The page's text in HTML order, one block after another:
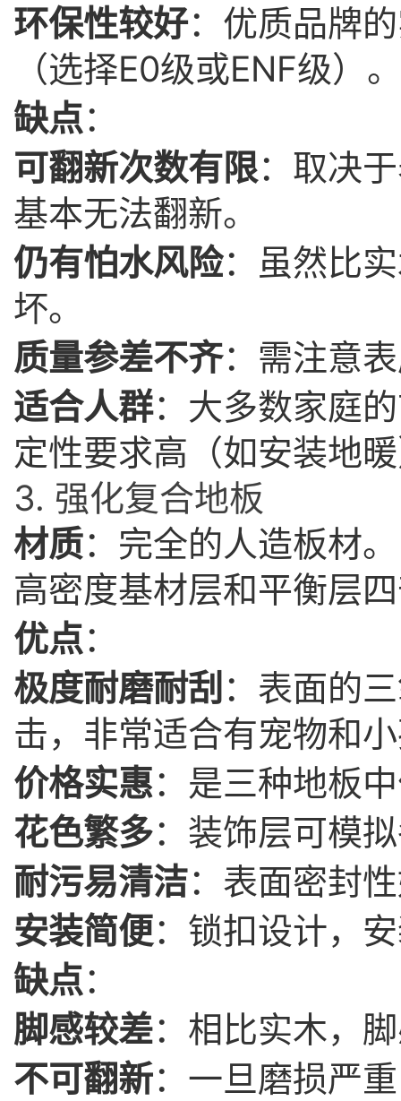
环保性较好：优质品牌
（选择E0级或ENF级）。
缺点：
可翻新次数有限：取决
基本无法翻新。
仍有怕水风险：虽然比
坏。
质量参差不齐：需注意
适合人群：大多数家庭
定性要求高（如安装地
3. 强化复合地板
材质：完全的人造板材
高密度基材层和平衡层
优点：
极度耐磨耐刮 ：表面的
击，非常适合有宠物和
价格实惠：是三种地板
花色繁多：装饰层可模
耐污易清洁：表面密封
安装简便：锁扣设计，
缺点：
脚感较差：相比实木，
不可翻新：一旦磨损严